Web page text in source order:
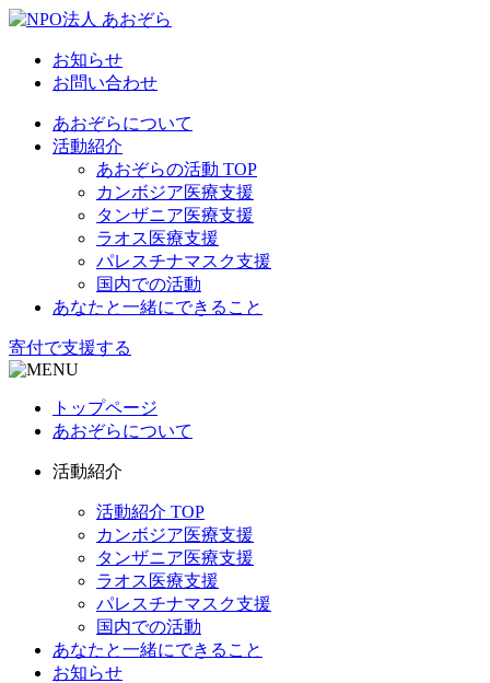
お知らせ
お問い合わせ
あおぞらについて
活動紹介
あおぞらの活動 TOP
カンボジア医療支援
タンザニア医療支援
ラオス医療支援
パレスチナマスク支援
国内での活動
あなたと一緒にできること
寄付で支援する
トップページ
あおぞらについて
活動紹介
活動紹介 TOP
カンボジア医療支援
タンザニア医療支援
ラオス医療支援
パレスチナマスク支援
国内での活動
あなたと一緒にできること
お知らせ